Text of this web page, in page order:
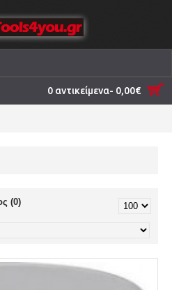
0 αντικείμενα- 0,00€
(0)